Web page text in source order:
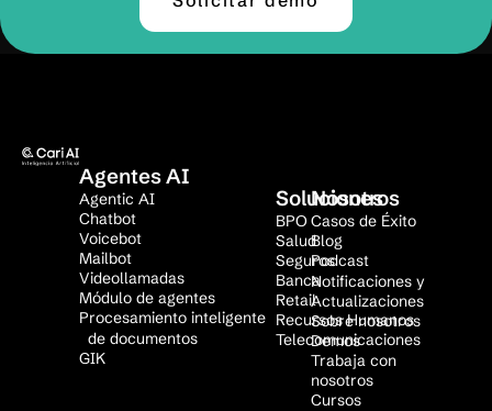
Agentes AI
Agentic AI
Chatbot
Voicebot
Mailbot
Videollamadas
Módulo de agentes
Procesamiento inteligente
de documentos
GIK
Soluciones
BPO
Salud
Seguros
Banca
Retail
Recursos Humanos
Telecomunicaciones
Nosotros
Casos de Éxito
Blog
Podcast
Notificaciones y
Actualizaciones
Sobre nosotros
Demos
Trabaja con
nosotros
Cursos